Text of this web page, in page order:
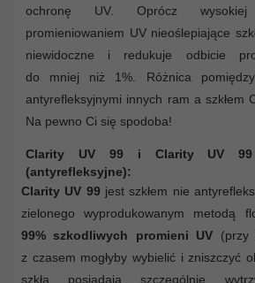
ochronę UV. Oprócz
promieniowaniem UV nieoślepiające
niewidoczne i redukuje odbicie
do mniej niż 1%. Różnica pomiędzy
antyrefleksyjnymi innych ram a szkłem
Na pewno Ci się spodoba!
Clarity UV 99 i Clarity UV 99
(antyrefleksyjne):
Clarity UV 99 jest szkłem nie
zielonego wyprodukowanym metodą
99% szkodliwych promieni UV (przy
z czasem mogłyby wybielić i zniszczyć
szkła posiadają szczególnie